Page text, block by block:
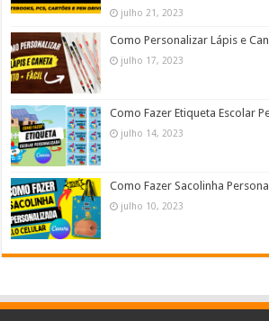
julho 21, 2023
Como Personalizar Lápis e
julho 17, 2023
Como Fazer Etiqueta Escolar
julho 14, 2023
Como Fazer Sacolinha
julho 10, 2023